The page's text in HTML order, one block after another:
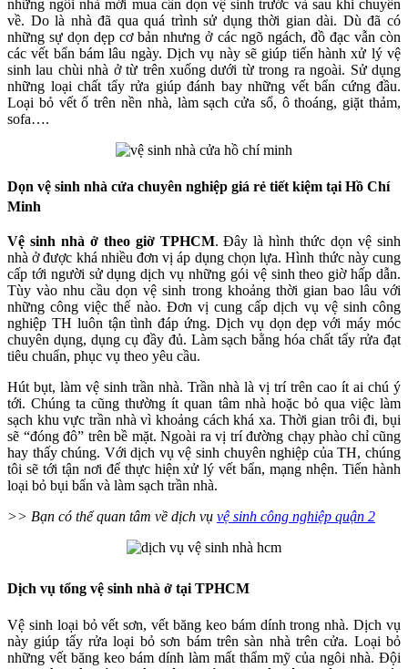
những ngôi nhà mới mua cần dọn vệ sinh trước và sau khi chuyển
về. Do là nhà đã qua quá trình sử dụng thời gian dài. Dù đã có
những sự dọn dẹp cơ bản nhưng ở các ngõ ngách, đồ đạc vẫn còn
các vết bẩn bám lâu ngày. Dịch vụ này sẽ giúp tiến hành xử lý vệ
sinh lau chùi nhà ở từ trên xuống dưới từ trong ra ngoài. Sử dụng
những loại chất tẩy rửa giúp đánh bay những vết bẩn cứng đầu.
Loại bỏ vết ố trên nền nhà, làm sạch cửa sổ, ô thoáng, giặt thảm,
sofa….
Dọn vệ sinh nhà cửa chuyên nghiệp giá rẻ tiết kiệm tại Hồ Chí
Minh
Vệ sinh nhà ở theo giờ TPHCM. Đây là hình thức dọn vệ sinh
nhà ở được khá nhiều đơn vị áp dụng chọn lựa. Hình thức này cung
cấp tới người sử dụng dịch vụ những gói vệ sinh theo giờ hấp dẫn.
Tùy vào nhu cầu dọn vệ sinh trong khoảng thời gian bao lâu với
những công việc thế nào. Đơn vị cung cấp dịch vụ vệ sinh công
nghiệp TH luôn tận tình đáp ứng. Dịch vụ dọn dẹp với máy móc
chuyên dụng, dụng cụ đầy đủ. Làm sạch bằng hóa chất tẩy rửa đạt
tiêu chuẩn, phục vụ theo yêu cầu.
Hút bụt, làm vệ sinh trần nhà. Trần nhà là vị trí trên cao ít ai chú ý
tới. Chúng ta cũng thường ít quan tâm nhà hoặc bỏ qua việc làm
sạch khu vực trần nhà vì khoảng cách khá xa. Thời gian trôi đi, bụi
sẽ “đóng đô” trên bề mặt. Ngoài ra vị trí đường chạy phào chỉ cũng
hay thấy chúng. Với dịch vụ vệ sinh chuyên nghiệp của TH, chúng
tôi sẽ tới tận nơi để thực hiện xử lý vết bẩn, mạng nhện. Tiến hành
loại bỏ bụi bẩn và làm sạch trần nhà.
>> Bạn có thể quan tâm về dịch vụ vệ sinh công nghiệp quận 2
Dịch vụ tổng vệ sinh nhà ở tại TPHCM
Vệ sinh loại bỏ vết sơn, vết băng keo bám dính trong nhà. Dịch vụ
này giúp tẩy rửa loại bỏ sơn bám trên sàn nhà trên cửa. Loại bỏ
những vết băng keo bám dính làm mất thẩm mỹ của ngôi nhà. Đội